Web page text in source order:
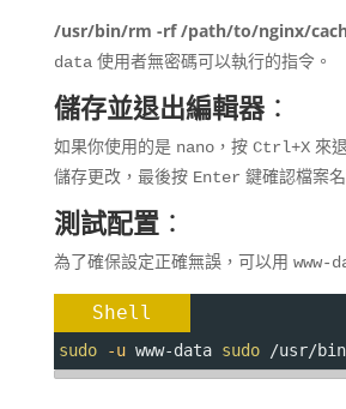
/usr/bin/rm -rf /path/to/nginx/
data使用者無密碼可以執行的指令。
儲存並退出編輯器：
如果你使用的是 nano，按 Ctrl+X來
儲存更改，最後按 Enter 鍵確認檔案名
測試配置：
為了確保設定正確無誤，可以用 www-
Shell
sudo -u www-data sudo /usr/